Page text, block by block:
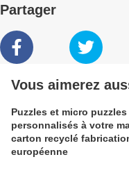
Partager
Vous aimerez
Puzzles et micro puzzles
personnalisés à votre
carton recyclé
européenne